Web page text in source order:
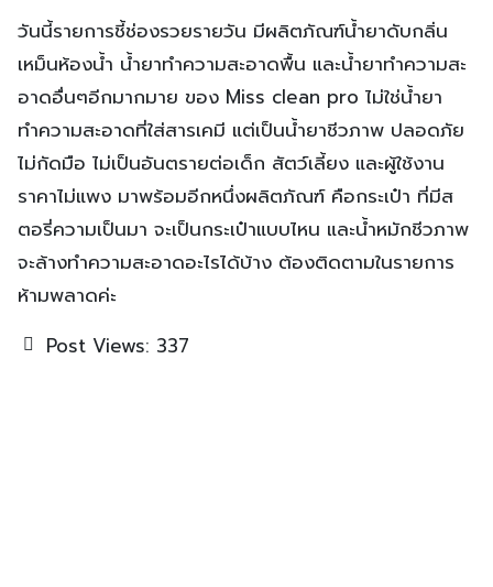
วันนี้รายการชี้ช่องรวยรายวัน มีผลิตภัณฑ์น้ำยาดับกลิ่น
เหม็นห้องน้ำ น้ำยาทำความสะอาดพื้น และน้ำยาทำความสะ
อาดอื่นๆอีกมากมาย ของ Miss clean pro ไม่ใช่น้ำยา
ทำความสะอาดที่ใส่สารเคมี แต่เป็นน้ำยาชีวภาพ ปลอดภัย
ไม่กัดมือ ไม่เป็นอันตรายต่อเด็ก สัตว์เลี้ยง และผู้ใช้งาน
ราคาไม่แพง มาพร้อมอีกหนึ่งผลิตภัณฑ์ คือกระเป๋า ที่มีส
ตอรี่ความเป็นมา จะเป็นกระเป๋าแบบไหน และน้ำหมักชีวภาพ
จะล้างทำความสะอาดอะไรได้บ้าง ต้องติดตามในรายการ
ห้ามพลาดค่ะ
Post Views: 337